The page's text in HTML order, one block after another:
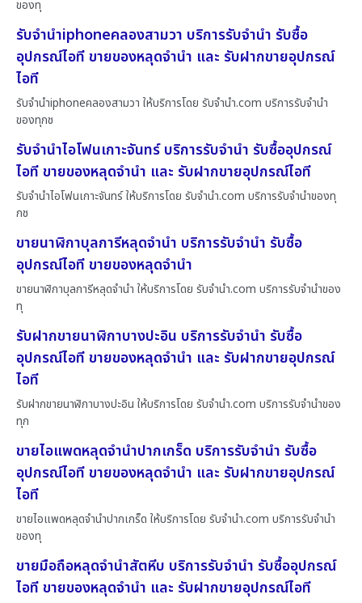
ของทุ
รับจำนำiphoneคลองสามวา บริการรับจำนำ รับซื้อ
อุปกรณ์ไอที ขายของหลุดจำนำ และ รับฝากขายอุปกรณ์
ไอที
รับจำนำiphoneคลองสามวา ให้บริการโดย รับจํานํา.com บริการรับจำนำ
ของทุกช
รับจำนำไอโฟนเกาะจันทร์ บริการรับจำนำ รับซื้ออุปกรณ์
ไอที ขายของหลุดจำนำ และ รับฝากขายอุปกรณ์ไอที
รับจำนำไอโฟนเกาะจันทร์ ให้บริการโดย รับจํานํา.com บริการรับจำนำของทุ
กช
ขายนาฬิกาบุลการีหลุดจำนำ บริการรับจำนำ รับซื้อ
อุปกรณ์ไอที ขายของหลุดจำนำ
ขายนาฬิกาบุลการีหลุดจำนำ ให้บริการโดย รับจํานํา.com บริการรับจำนำของ
ทุ
รับฝากขายนาฬิกาบางปะอิน บริการรับจำนำ รับซื้อ
อุปกรณ์ไอที ขายของหลุดจำนำ และ รับฝากขายอุปกรณ์
ไอที
รับฝากขายนาฬิกาบางปะอิน ให้บริการโดย รับจํานํา.com บริการรับจำนำของ
ทุก
ขายไอแพดหลุดจำนำปากเกร็ด บริการรับจำนำ รับซื้อ
อุปกรณ์ไอที ขายของหลุดจำนำ และ รับฝากขายอุปกรณ์
ไอที
ขายไอแพดหลุดจำนำปากเกร็ด ให้บริการโดย รับจํานํา.com บริการรับจำนำ
ของทุ
ขายมือถือหลุดจำนำสัตหีบ บริการรับจำนำ รับซื้ออุปกรณ์
ไอที ขายของหลุดจำนำ และ รับฝากขายอุปกรณ์ไอที